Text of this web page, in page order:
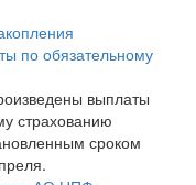
по обязательному
выплаты
страхованию
сроком